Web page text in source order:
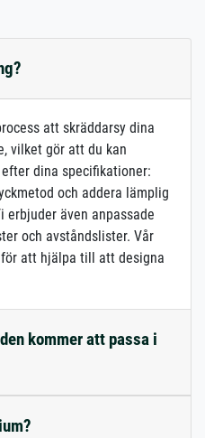
att skräddarsy dina
vilket gör att du kan
dina specifikationer:
och addera lämplig
erbjuder även anpassade
och avståndslister. Vår
att hjälpa till att designa
kommer att passa i